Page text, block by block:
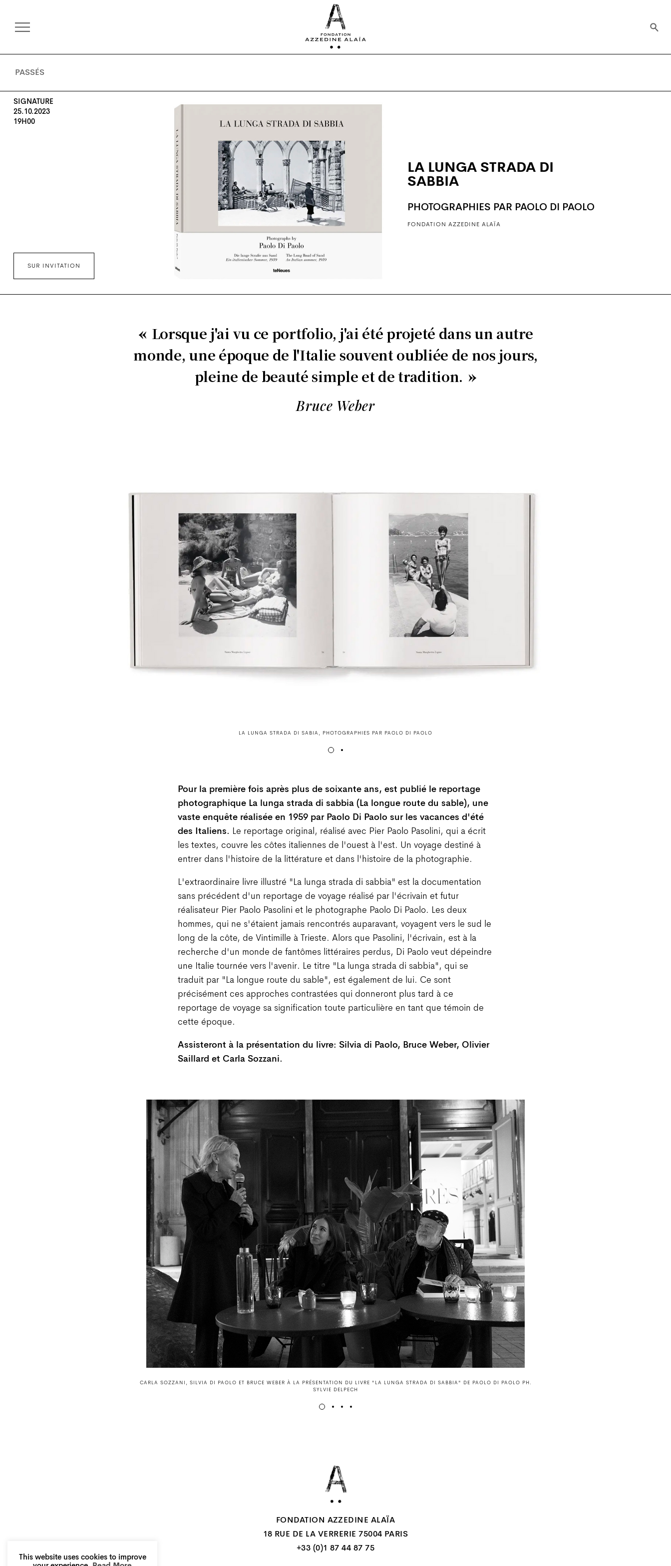
PASSÉS
SIGNATURE
25.10.2023
19H00
SUR INVITATION
LA LUNGA STRADA DI
SABBIA
PHOTOGRAPHIES PAR PAOLO DI PAOLO
FONDATION AZZEDINE ALAÏA
Lorsque j'ai vu ce portfolio, j'ai été projeté dans un autre
monde, une époque de l'Italie souvent oubliée de nos jours,
pleine de beauté simple et de tradition.
Bruce Weber
LA LUNGA STRADA DI SABIA, PHOTOGRAPHIES PAR PAOLO DI PAOLO
Pour la première fois après plus de soixante ans, est publié le reportage
photographique La lunga strada di sabbia (La longue route du sable), une
vaste enquête réalisée en 1959 par Paolo Di Paolo sur les vacances d'été
des Italiens. Le reportage original, réalisé avec Pier Paolo Pasolini, qui a écrit
les textes, couvre les côtes italiennes de l'ouest à l'est. Un voyage destiné à
entrer dans l'histoire de la littérature et dans l'histoire de la photographie.
L'extraordinaire livre illustré "La lunga strada di sabbia" est la documentation
sans précédent d'un reportage de voyage réalisé par l'écrivain et futur
réalisateur Pier Paolo Pasolini et le photographe Paolo Di Paolo. Les deux
hommes, qui ne s'étaient jamais rencontrés auparavant, voyagent vers le sud le
long de la côte, de Vintimille à Trieste. Alors que Pasolini, l'écrivain, est à la
recherche d'un monde de fantômes littéraires perdus, Di Paolo veut dépeindre
une Italie tournée vers l'avenir. Le titre "La lunga strada di sabbia", qui se
traduit par "La longue route du sable", est également de lui. Ce sont
précisément ces approches contrastées qui donneront plus tard à ce
reportage de voyage sa signification toute particulière en tant que témoin de
cette époque.
Assisteront à la présentation du livre: Silvia di Paolo, Bruce Weber, Olivier
Saillard et Carla Sozzani.
CARLA SOZZANI, SILVIA DI PAOLO ET BRUCE WEBER À LA PRÉSENTATION DU LIVRE "LA LUNGA STRADA DI SABBIA" DE PAOLO DI PAOLO PH.
SYLVIE DELPECH
FONDATION AZZEDINE ALAÏA
18 RUE DE LA VERRERIE 75004 PARIS
+33 (0)1 87 44 87 75
This website uses cookies to improve